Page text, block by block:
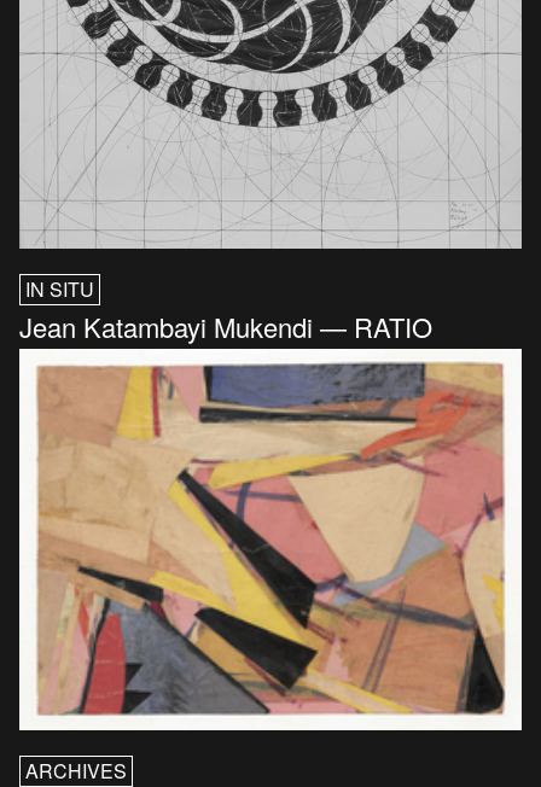
IN SITU
Jean Katambayi Mukendi — RATIO
ARCHIVES